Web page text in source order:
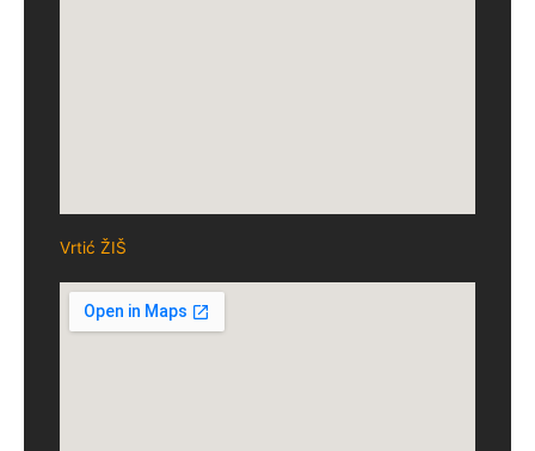
Vrtić ŽIŠ